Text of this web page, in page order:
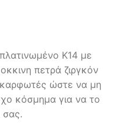
Κ14 με
πετρά ζιργκόν
καρφωτές ώστε να μη
κόσμημα για να το
σας.